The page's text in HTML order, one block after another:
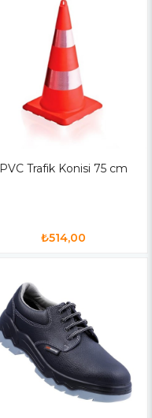
PVC Trafik Konisi 75 cm
₺514,00